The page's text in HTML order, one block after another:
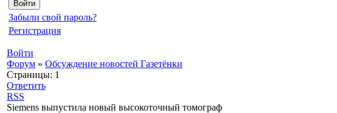
Забыли свой пароль?
Регистрация
Войти
Форум » Обсуждение новостей Газетёнки
Страницы: 1
Ответить
RSS
Siemens выпустила новый высокоточный томограф